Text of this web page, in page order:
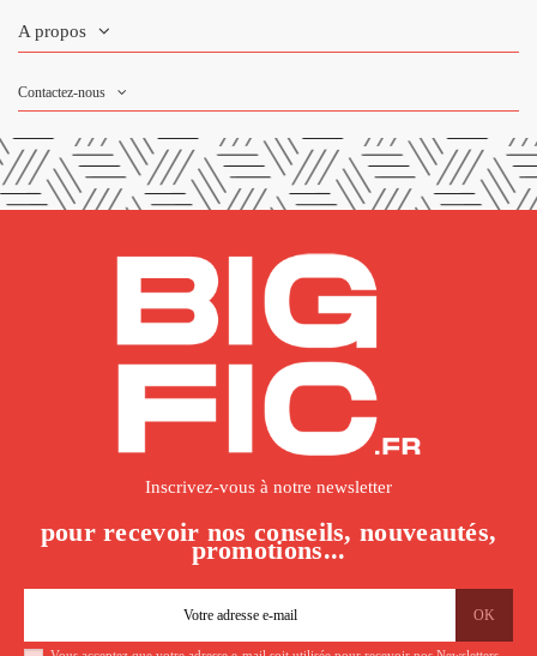
A propos
Contactez-nous
Inscrivez-vous à notre newsletter
pour recevoir nos conseils, nouveautés,
promotions...